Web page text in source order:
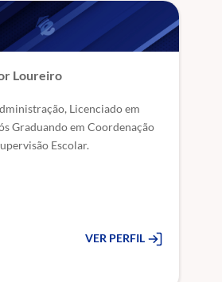
Loureiro
Licenciado em
Graduando em Coordenação
Escolar.
VER PERFIL